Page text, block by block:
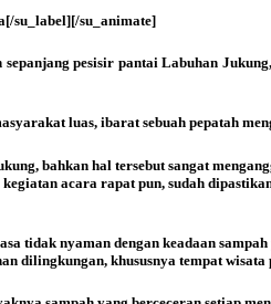
su_label][/su_animate]
pesisir pantai Labuhan
luas, ibarat sebuah pepatah
bahkan hal tersebut sangat
acara rapat pun, sudah
tidak nyaman dengan keadaan
dilingkungan, khususnya tempat wisata